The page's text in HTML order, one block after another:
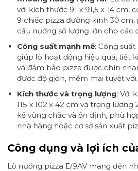
với kích thước 91 x 91,5 x 14 cm,
9 chiếc pizza đường kính 30 cm,
cầu nướng số lượng lớn cho các
Công suất mạnh mẽ: Công
giúp lò hoạt động hiệu quả, tiết
và đảm bảo pizza được chín
được độ giòn, mềm mại tuyệt vời.
Kích thước và trọng lượng: Với
115 x 102 x 42 cm và trọng
kế vững chắc và ổn định, phù
nhà hàng hoặc cơ sở sản xuất
Công dụng và lợi ích
Lò nướng pizza E/9AV mang đến